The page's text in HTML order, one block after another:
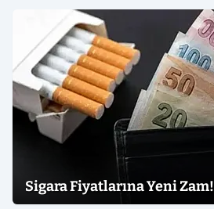
Sigara Fiyatlarına Yeni Zam!